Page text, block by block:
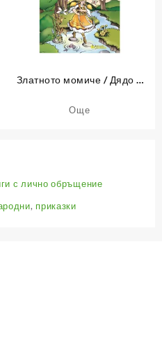
Златното момиче / Дядо и
Още
с лично обръщение
, приказки